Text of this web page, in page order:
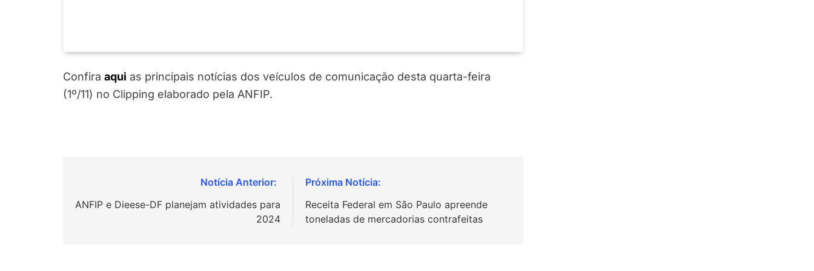
Confira aqui as principais notícias dos veículos de comunicação desta quarta-feira
(1º/11) no Clipping elaborado pela ANFIP.
de
ANFIP e Dieese-DF planejam atividades para
2024
Receita Federal em São Paulo apreende
toneladas de mercadorias contrafeitas